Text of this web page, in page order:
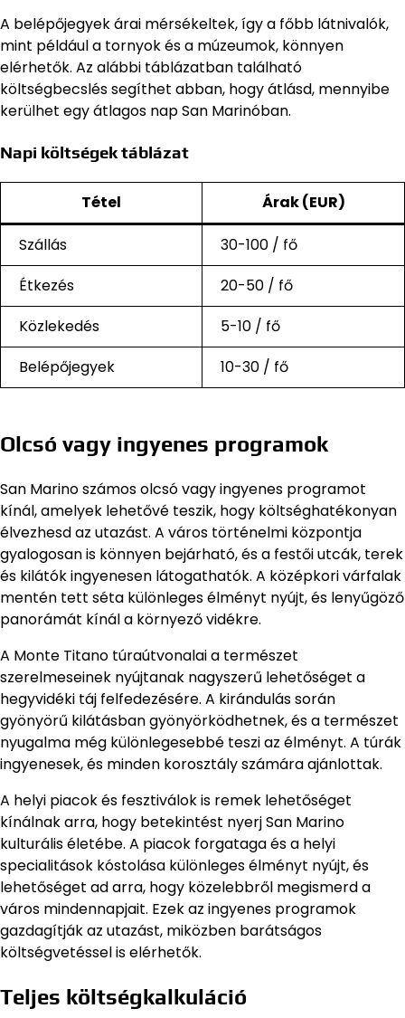
A belépőjegyek árai mérsékeltek, így a főbb látnivalók,
mint például a tornyok és a múzeumok, könnyen
elérhetők. Az alábbi táblázatban található
költségbecslés segíthet abban, hogy átlásd, mennyibe
kerülhet egy átlagos nap San Marinóban.
Napi költségek táblázat
Tétel Árak (EUR)
Szállás
30-100 / fő
Étkezés
20-50 / fő
Közlekedés
5-10 / fő
Belépőjegyek
10-30 / fő
Olcsó vagy ingyenes programok
San Marino számos olcsó vagy ingyenes programot
kínál, amelyek lehetővé teszik, hogy költséghatékonyan
élvezhesd az utazást. A város történelmi központja
gyalogosan is könnyen bejárható, és a festői utcák, terek
és kilátók ingyenesen látogathatók. A középkori várfalak
mentén tett séta különleges élményt nyújt, és lenyűgöző
panorámát kínál a környező vidékre.
A Monte Titano túraútvonalai a természet
szerelmeseinek nyújtanak nagyszerű lehetőséget a
hegyvidéki táj felfedezésére. A kirándulás során
gyönyörű kilátásban gyönyörködhetnek, és a természet
nyugalma még különlegesebbé teszi az élményt. A túrák
ingyenesek, és minden korosztály számára ajánlottak.
A helyi piacok és fesztiválok is remek lehetőséget
kínálnak arra, hogy betekintést nyerj San Marino
kulturális életébe. A piacok forgataga és a helyi
specialitások kóstolása különleges élményt nyújt, és
lehetőséget ad arra, hogy közelebbről megismerd a
város mindennapjait. Ezek az ingyenes programok
gazdagítják az utazást, miközben barátságos
költségvetéssel is elérhetők.
Teljes költségkalkuláció